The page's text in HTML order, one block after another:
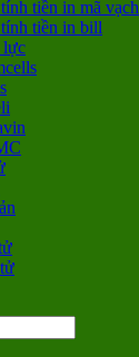
tiền in mã vạch
tiền in bill
lực